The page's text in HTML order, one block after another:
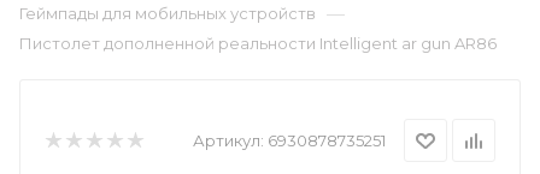
Геймпады для мобильных устройств —
Пистолет дополненной реальности Intelligent ar gun AR86
Артикул: 6930878735251